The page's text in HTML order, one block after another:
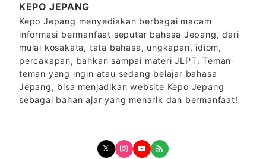
KEPO JEPANG
Kepo Jepang menyediakan berbagai macam
informasi bermanfaat seputar bahasa Jepang, dari
mulai kosakata, tata bahasa, ungkapan, idiom,
percakapan, bahkan sampai materi JLPT. Teman-
teman yang ingin atau sedang belajar bahasa
Jepang, bisa menjadikan website Kepo Jepang
sebagai bahan ajar yang menarik dan bermanfaat!